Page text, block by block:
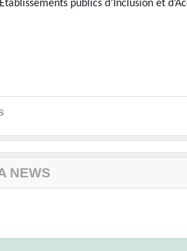
publics d’Inclusion et
NEWS